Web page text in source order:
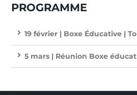
PROGRAMME
19 février | Boxe Éducative |
5 mars | Réunion Boxe